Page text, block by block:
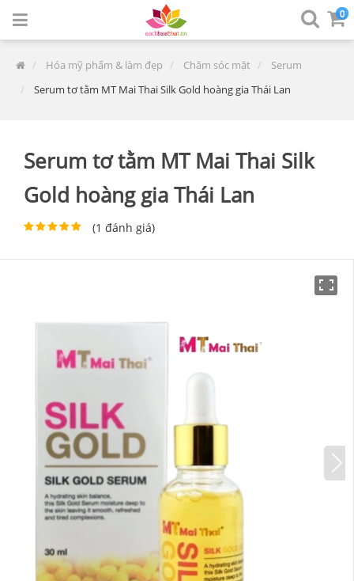
0
Hóa mỹ phẩm & làm đẹp Chăm sóc mặt
Serum
Serum tơ tằm MT Mai Thai Silk Gold hoàng gia Thái Lan
Serum tơ tằm MT Mai Thai Silk
Gold hoàng gia Thái Lan
(1 đánh giá)